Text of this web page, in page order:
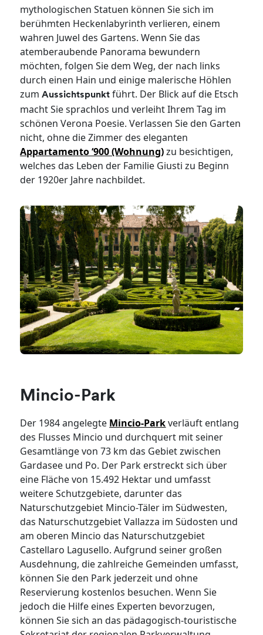
mythologischen Statuen können Sie sich im
berühmten Heckenlabyrinth verlieren, einem
wahren Juwel des Gartens. Wenn Sie das
atemberaubende Panorama bewundern
möchten, folgen Sie dem Weg, der nach links
durch einen Hain und einige malerische Höhlen
zumAussichtspunkt führt. Der Blick auf die Etsch
macht Sie sprachlos und verleiht Ihrem Tag im
schönen Verona Poesie. Verlassen Sie den Garten
nicht, ohne die Zimmer des eleganten
Appartamento ‘900 (Wohnung)zu besichtigen,
welches das Leben der Familie Giusti zu Beginn
der 1920er Jahre nachbildet.
Mincio-Park
Der 1984 angelegte Mincio-Parkverläuft entlang
des Flusses Mincio und durchquert mit seiner
Gesamtlänge von 73 km das Gebiet zwischen
Gardasee und Po. Der Park erstreckt sich über
eine Fläche von 15.492 Hektar und umfasst
weitere Schutzgebiete, darunter das
Naturschutzgebiet Mincio-Täler im Südwesten,
das Naturschutzgebiet Vallazza im Südosten und
am oberen Mincio das Naturschutzgebiet
Castellaro Lagusello. Aufgrund seiner großen
Ausdehnung, die zahlreiche Gemeinden umfasst,
können Sie den Park jederzeit und ohne
Reservierung kostenlos besuchen. Wenn Sie
jedoch die Hilfe eines Experten bevorzugen,
können Sie sich an das pädagogisch-touristische